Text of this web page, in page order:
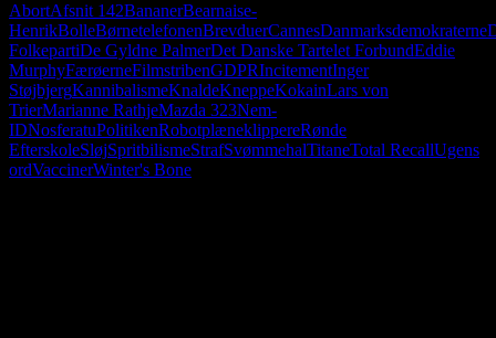
AbortAfsnit 142BananerBearnaise-
HenrikBolleBørnetelefonenBrevduerCannesDanmarksdemokraterne
FolkepartiDe Gyldne PalmerDet Danske Tartelet ForbundEddie
MurphyFærøerneFilmstribenGDPRIncitementInger
StøjbjergKannibalismeKnaldeKneppeKokainLars von
TrierMarianne RathjeMazda 323Nem-
IDNosferatuPolitikenRobotplæneklippereRønde
EfterskoleSløjSpritbilismeStrafSvømmehalTitaneTotal RecallUgens
ordVaccinerWinter's Bone